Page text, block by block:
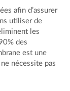
afin d’assurer
utiliser de
les
des
est une
nécessite pas